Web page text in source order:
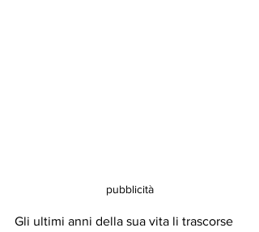
pubblicità
Gli ultimi anni della sua vita li trascorse